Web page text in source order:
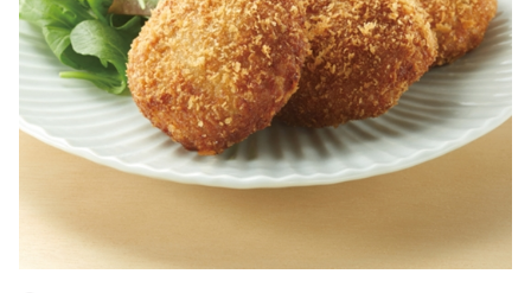
企業情報
お客様窓口